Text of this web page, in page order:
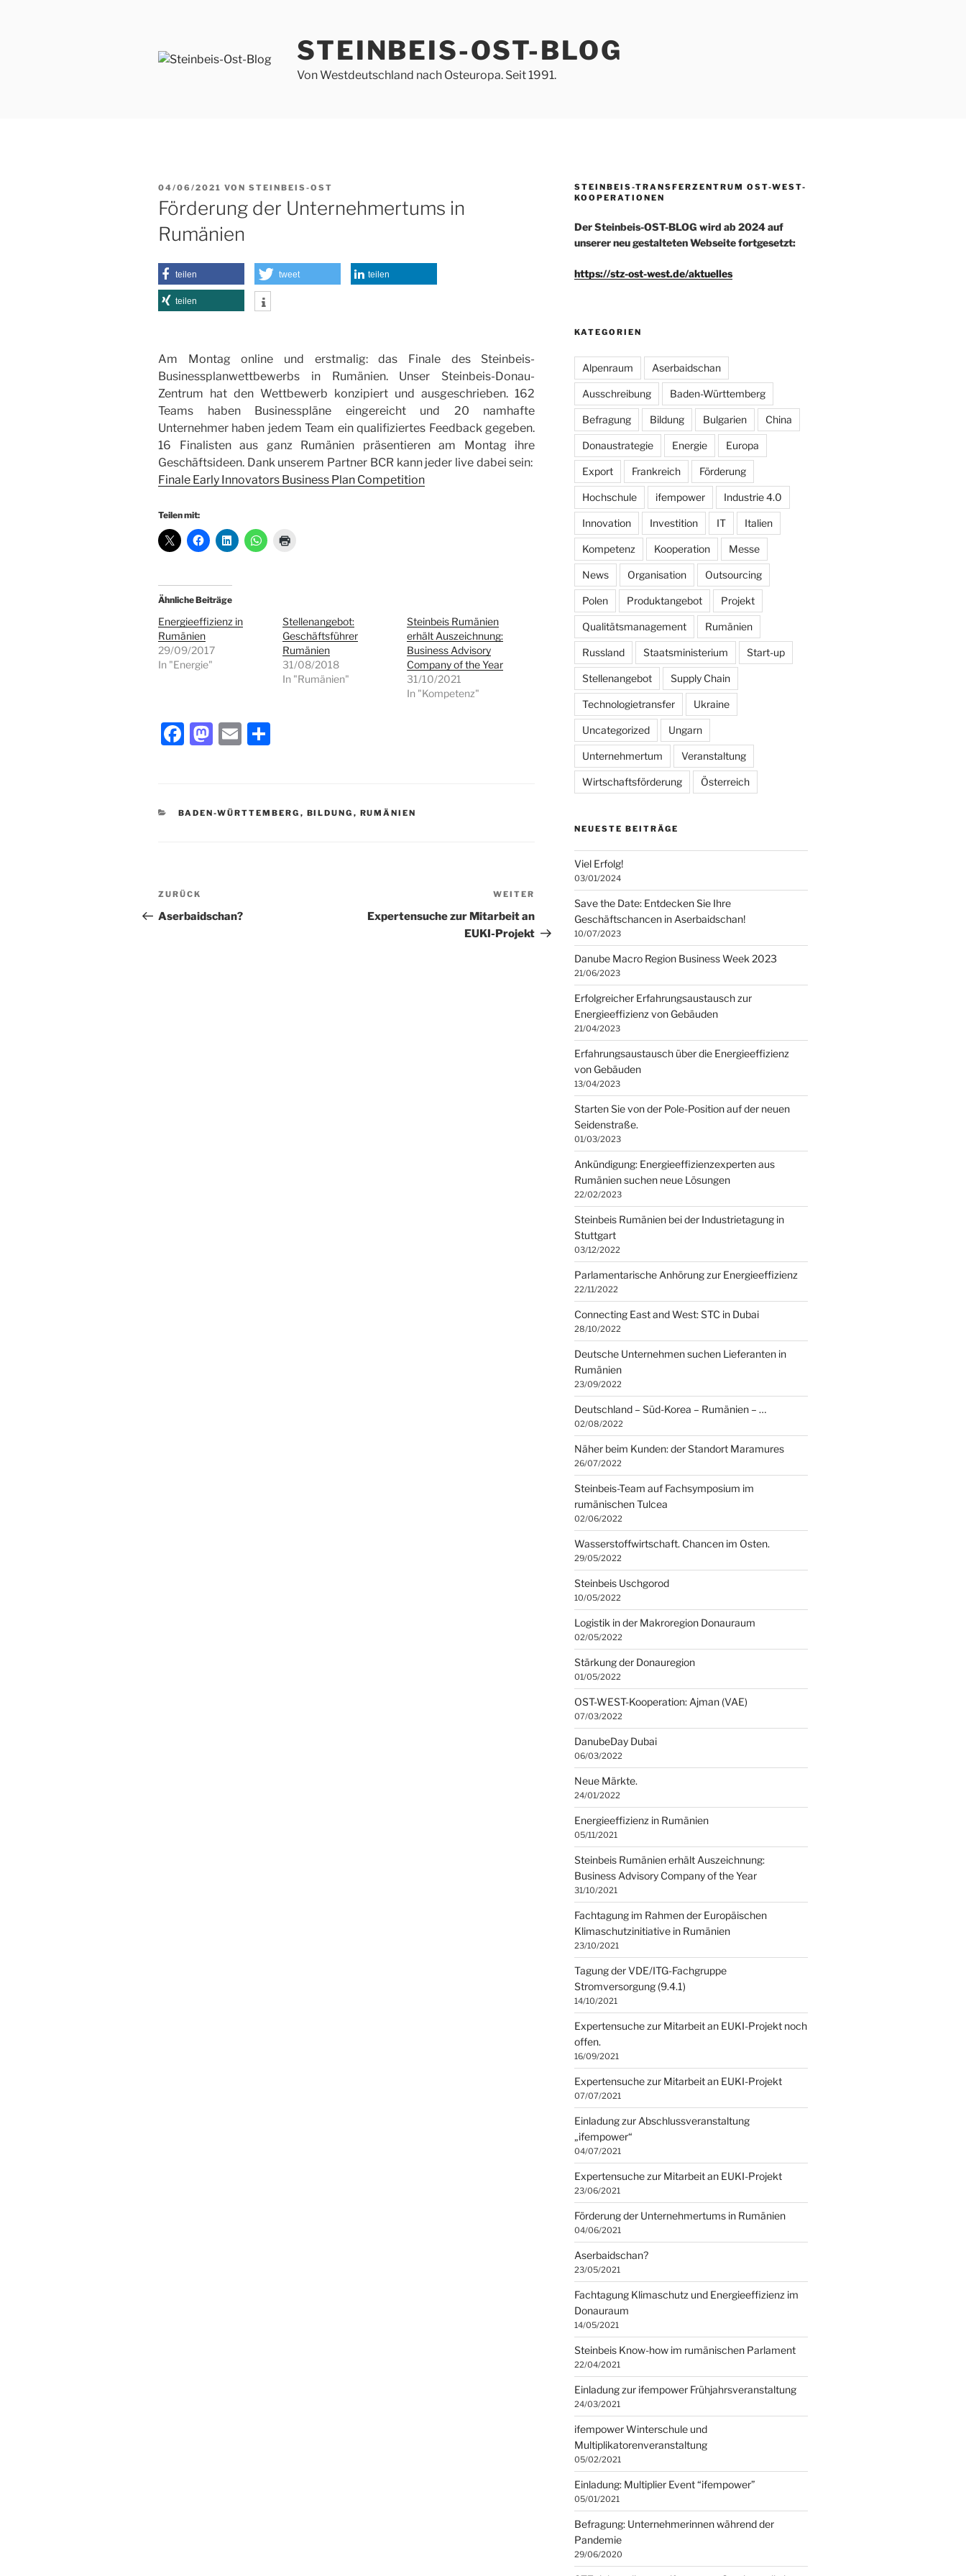
STEINBEIS-OST-BLOG
Von Westdeutschland nach Osteuropa. Seit 1991.
VERÖFFENTLICHT
AM
04/06/2021 VON STEINBEIS-OST
Förderung der Unternehmertums in
Rumänien
teilen tweet teilen
teilen
Am Montag online und erstmalig: das Finale des Steinbeis-
Businessplanwettbewerbs in Rumänien. Unser Steinbeis-Donau-
Zentrum hat den Wettbewerb konzipiert und ausgeschrieben. 162
Teams haben Businesspläne eingereicht und 20 namhafte
Unternehmer haben jedem Team ein qualifiziertes Feedback gegeben.
16 Finalisten aus ganz Rumänien präsentieren am Montag ihre
Geschäftsideen. Dank unserem Partner BCR kann jeder live dabei sein:
Finale Early Innovators Business Plan Competition
Teilen mit:
Ähnliche Beiträge
Energieeffizienz in
Rumänien
29/09/2017
In "Energie"
Stellenangebot:
Geschäftsführer
Rumänien
31/08/2018
In "Rumänien"
Steinbeis Rumänien
erhält Auszeichnung:
Business Advisory
Company of the Year
31/10/2021
In "Kompetenz"
F
e
k
M
o
E
l
n
KATEGORIEN
BADEN-WÜRTTEMBERG , BILDUNG , RUMÄNIEN
Beitragsnavigation
Vorheriger
Beitrag
ZURÜCK
Aserbaidschan?
Nächster
Beitrag
WEITER
Expertensuche zur Mitarbeit an
EUKI-Projekt
STEINBEIS-TRANSFERZENTRUM OST-WEST-
KOOPERATIONEN
Der Steinbeis-OST-BLOG wird ab 2024 auf
unserer neu gestalteten Webseite fortgesetzt:
https://stz-ost-west.de/aktuelles
KATEGORIEN
Alpenraum Aserbaidschan
Ausschreibung Baden-Württemberg
Befragung Bildung Bulgarien China
Donaustrategie Energie Europa
Export Frankreich Förderung
Hochschule ifempower Industrie 4.0
Innovation Investition IT Italien
Kompetenz Kooperation Messe
News Organisation Outsourcing
Polen Produktangebot Projekt
Qualitätsmanagement Rumänien
Russland Staatsministerium Start-up
Stellenangebot Supply Chain
Technologietransfer Ukraine
Uncategorized Ungarn
Unternehmertum Veranstaltung
Wirtschaftsförderung Österreich
NEUESTE BEITRÄGE
Viel Erfolg!
03/01/2024
Save the Date: Entdecken Sie Ihre
Geschäftschancen in Aserbaidschan!
10/07/2023
Danube Macro Region Business Week 2023
21/06/2023
Erfolgreicher Erfahrungsaustausch zur
Energieeffizienz von Gebäuden
21/04/2023
Erfahrungsaustausch über die Energieeffizienz
von Gebäuden
13/04/2023
Starten Sie von der Pole-Position auf der neuen
Seidenstraße.
01/03/2023
Ankündigung: Energieeffizienzexperten aus
Rumänien suchen neue Lösungen
22/02/2023
Steinbeis Rumänien bei der Industrietagung in
Stuttgart
03/12/2022
Parlamentarische Anhörung zur Energieeffizienz
22/11/2022
Connecting East and West: STC in Dubai
28/10/2022
Deutsche Unternehmen suchen Lieferanten in
Rumänien
23/09/2022
Deutschland – Süd-Korea – Rumänien – …
02/08/2022
Näher beim Kunden: der Standort Maramures
26/07/2022
Steinbeis-Team auf Fachsymposium im
rumänischen Tulcea
02/06/2022
Wasserstoffwirtschaft. Chancen im Osten.
29/05/2022
Steinbeis Uschgorod
10/05/2022
Logistik in der Makroregion Donauraum
02/05/2022
Stärkung der Donauregion
01/05/2022
OST-WEST-Kooperation: Ajman (VAE)
07/03/2022
DanubeDay Dubai
06/03/2022
Neue Märkte.
24/01/2022
Energieeffizienz in Rumänien
05/11/2021
Steinbeis Rumänien erhält Auszeichnung:
Business Advisory Company of the Year
31/10/2021
Fachtagung im Rahmen der Europäischen
Klimaschutzinitiative in Rumänien
23/10/2021
Tagung der VDE/ITG-Fachgruppe
Stromversorgung (9.4.1)
14/10/2021
Expertensuche zur Mitarbeit an EUKI-Projekt noch
offen.
16/09/2021
Expertensuche zur Mitarbeit an EUKI-Projekt
07/07/2021
Einladung zur Abschlussveranstaltung
„ifempower“
04/07/2021
Expertensuche zur Mitarbeit an EUKI-Projekt
23/06/2021
Förderung der Unternehmertums in Rumänien
04/06/2021
Aserbaidschan?
23/05/2021
Fachtagung Klimaschutz und Energieeffizienz im
Donauraum
14/05/2021
Steinbeis Know-how im rumänischen Parlament
22/04/2021
Einladung zur ifempower Frühjahrsveranstaltung
24/03/2021
ifempower Winterschule und
Multiplikatorenveranstaltung
05/02/2021
Einladung: Multiplier Event “ifempower”
05/01/2021
Befragung: Unternehmerinnen während der
Pandemie
29/06/2020